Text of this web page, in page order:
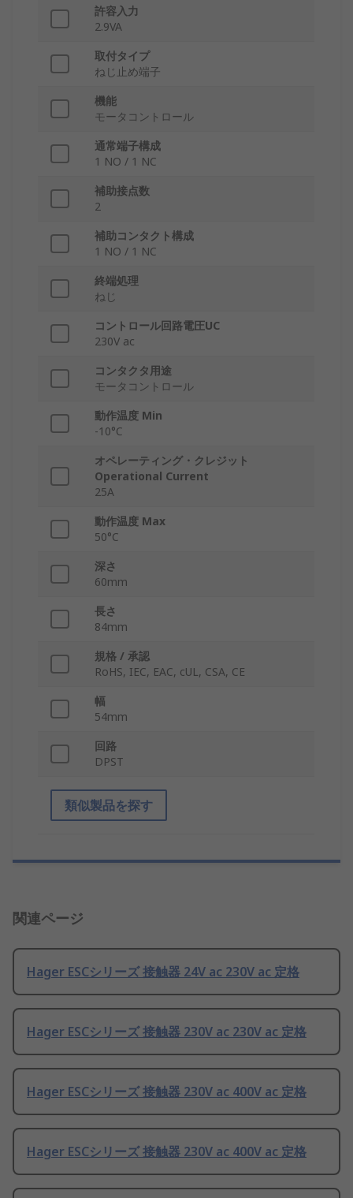
許容入力
2.9VA
取付タイプ
ねじ止め端子
機能
モータコントロール
通常端子構成
1 NO / 1 NC
補助接点数
2
補助コンタクト構成
1 NO / 1 NC
終端処理
ねじ
コントロール回路電圧UC
230V ac
コンタクタ用途
モータコントロール
動作温度 Min
-10°C
オペレーティング・クレジット
Operational Current
25A
動作温度 Max
50°C
深さ
60mm
長さ
84mm
規格 / 承認
RoHS, IEC, EAC, cUL, CSA, CE
幅
54mm
回路
DPST
類似製品を探す
関連ページ
Hager ESCシリーズ 接触器 24V ac 230V ac 定格
Hager ESCシリーズ 接触器 230V ac 230V ac 定格
Hager ESCシリーズ 接触器 230V ac 400V ac 定格
Hager ESCシリーズ 接触器 230V ac 400V ac 定格